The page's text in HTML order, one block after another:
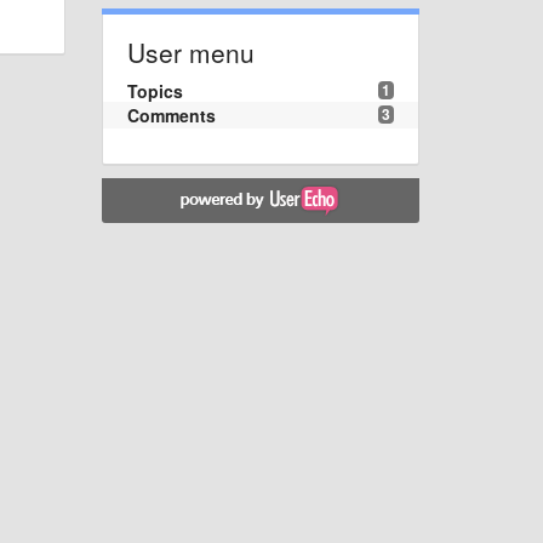
User menu
1
Topics
3
Comments